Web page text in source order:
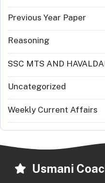
Previous Year Paper
Reasoning
SSC MTS AND
Uncategorized
Weekly Current Affairs
Usmani